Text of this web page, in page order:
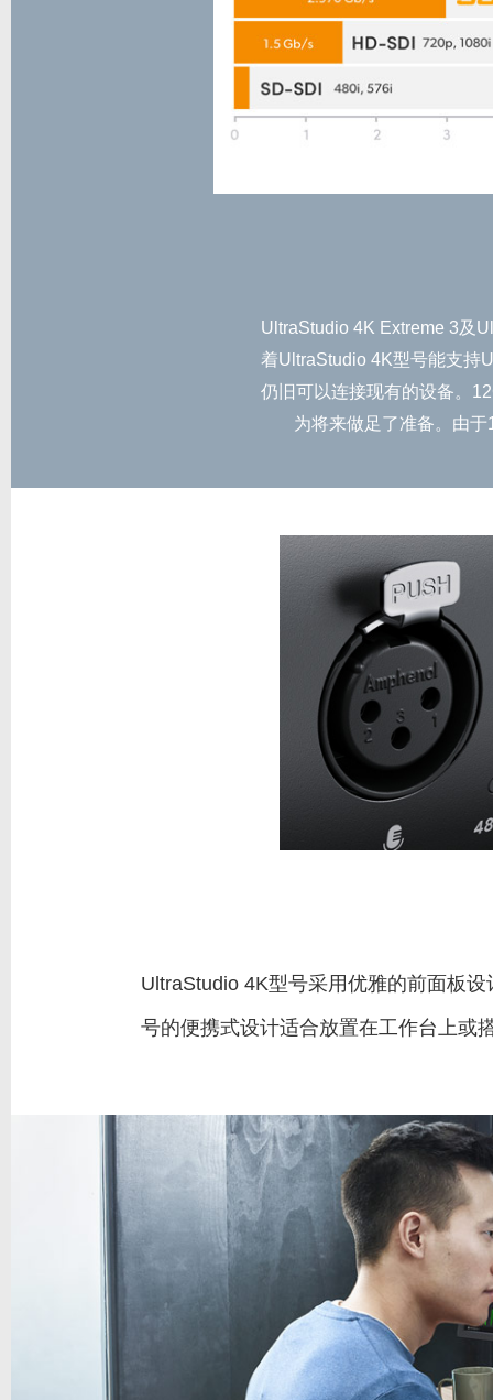
UltraStudio 4K Extreme 3及
着UltraStudio 4K型号能支持
仍旧可以连接现有的设备。
为将来做足了准备。由
UltraStudio 4K型号采用优雅的前面板
号的便携式设计适合放置在工作台上或